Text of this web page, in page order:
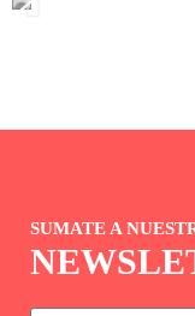
SUMATE A